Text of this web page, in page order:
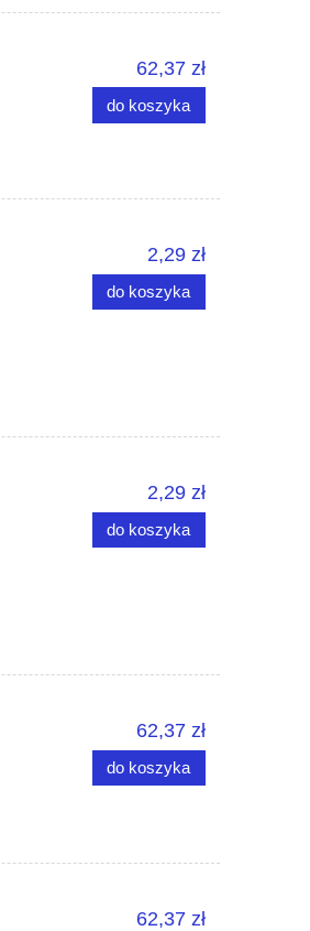
62,37 zł
do koszyka
2,29 zł
do koszyka
2,29 zł
do koszyka
62,37 zł
do koszyka
62,37 zł